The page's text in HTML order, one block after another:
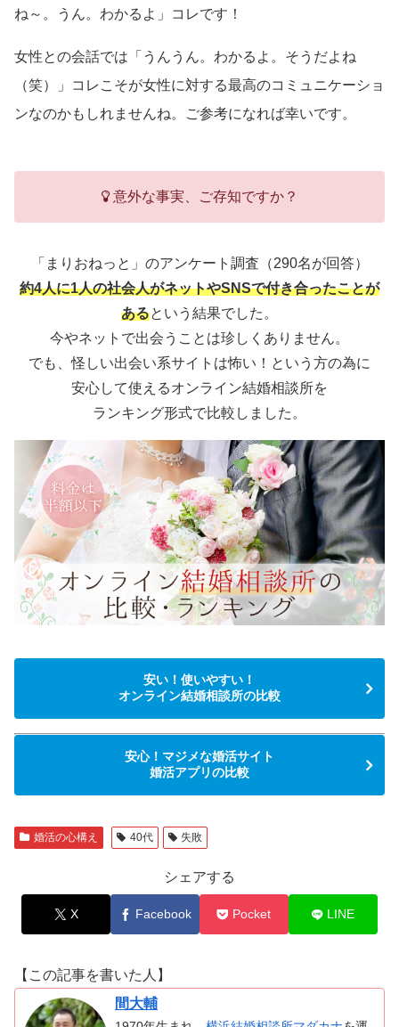
ね～。うん。わかるよ」コレです！
女性との会話では「うんうん。わかるよ。そうだよね
（笑）」コレこそが女性に対する最高のコミュニケーショ
ンなのかもしれませんね。ご参考になれば幸いです。
意外な事実、ご存知ですか？
「まりおねっと」のアンケート調査（290名が回答）
約4人に1人の社会人がネットやSNSで付き合ったことが
あるという結果でした。
今やネットで出会うことは珍しくありません。
でも、怪しい出会い系サイトは怖い！という方の為に
安心して使えるオンライン結婚相談所を
ランキング形式で比較しました。
安い！使いやすい！
オンライン結婚相談所の比較
安心！マジメな婚活サイト
婚活アプリの比較
婚活の心構え 40代 失敗
シェアする
X Facebook Pocket LINE
【この記事を書いた人】
間大輔